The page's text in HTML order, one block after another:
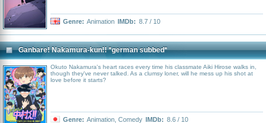
Genre: Animation IMDb: 8.7 / 10
Ganbare! Nakamura-kun!! *german subbed*
Okuto Nakamura's heart races every time his classmate Aiki Hirose walks in,
though they've never talked. As a clumsy loner, will he mess up his shot at
love before it starts?
Genre: Animation Comedy IMDb: 8.6 / 10